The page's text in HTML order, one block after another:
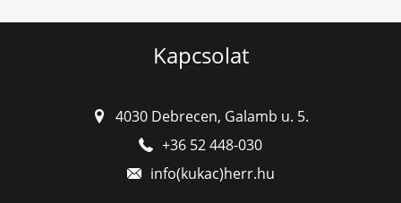
Kapcsolat
4030 Debrecen, Galamb u. 5.
+36 52 448-030